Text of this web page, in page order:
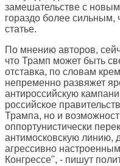
замешательстве с
гораздо более сильным,
статье.
По мнению авторов,
что Трамп может быть
отставка, по словам
непременно развяжет
антироссийскую
российское
Трампа, но и
оппортунистически
антимосковскую линию,
агрессивно
Конгрессе", - пишут